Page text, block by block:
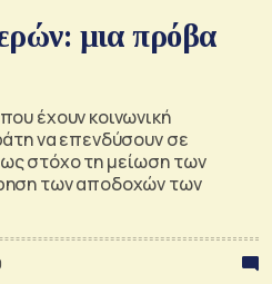
μια πρόβα
έχουν κοινωνική
να επενδύσουν σε
στόχο τη μείωση των
των αποδοχών των